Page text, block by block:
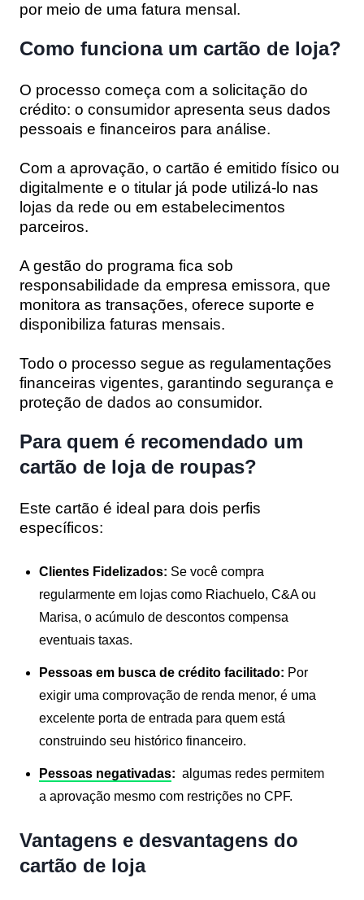
por meio de uma fatura mensal.
Como funciona um cartão de loja?
O processo começa com a solicitação do
crédito: o consumidor apresenta seus dados
pessoais e financeiros para análise.
Com a aprovação, o cartão é emitido físico ou
digitalmente e o titular já pode utilizá-lo nas
lojas da rede ou em estabelecimentos
parceiros.
A gestão do programa fica sob
responsabilidade da empresa emissora, que
monitora as transações, oferece suporte e
disponibiliza faturas mensais.
Todo o processo segue as regulamentações
financeiras vigentes, garantindo segurança e
proteção de dados ao consumidor.
Para quem é recomendado um
cartão de loja de roupas?
Este cartão é ideal para dois perfis
específicos:
Clientes Fidelizados: Se você compra
regularmente em lojas como Riachuelo, C&A ou
Marisa, o acúmulo de descontos compensa
eventuais taxas.
Pessoas em busca de crédito facilitado: Por
exigir uma comprovação de renda menor, é uma
excelente porta de entrada para quem está
construindo seu histórico financeiro.
Pessoas negativadas: algumas redes permitem
a aprovação mesmo com restrições no CPF.
Vantagens e desvantagens do
cartão de loja